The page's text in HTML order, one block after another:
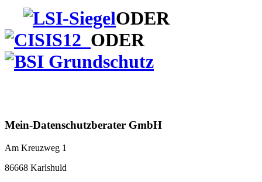
ODER
ODER
Mein-Datenschutzberater GmbH
Am Kreuzweg 1
86668 Karlshuld